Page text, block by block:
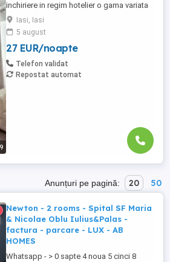
9
inchiriere in regim hotelier o gama variata
de apartamente si garsoniere situate in
puncte cheie ale orasului doar in
complexe rezidentiale noi: *Zona Palas
Mall - Centru - Complex Lazar Residence;
*Zona Palas Mall - Centru Complex Q
Residence; *Zona Palas Mall ...
Iasi, Iasi
5 august
27 EUR/noapte
Telefon validat
Repostat automat
Anunțuri pe pagină: 20 50
Newton - 2 rooms - Spital SF Maria
& Nicolae Oblu Iulius&Palas -
factura - parcare - LUX - AB
HOMES
Whatsapp - > 0 sapte 4 noua 5 cinci 8